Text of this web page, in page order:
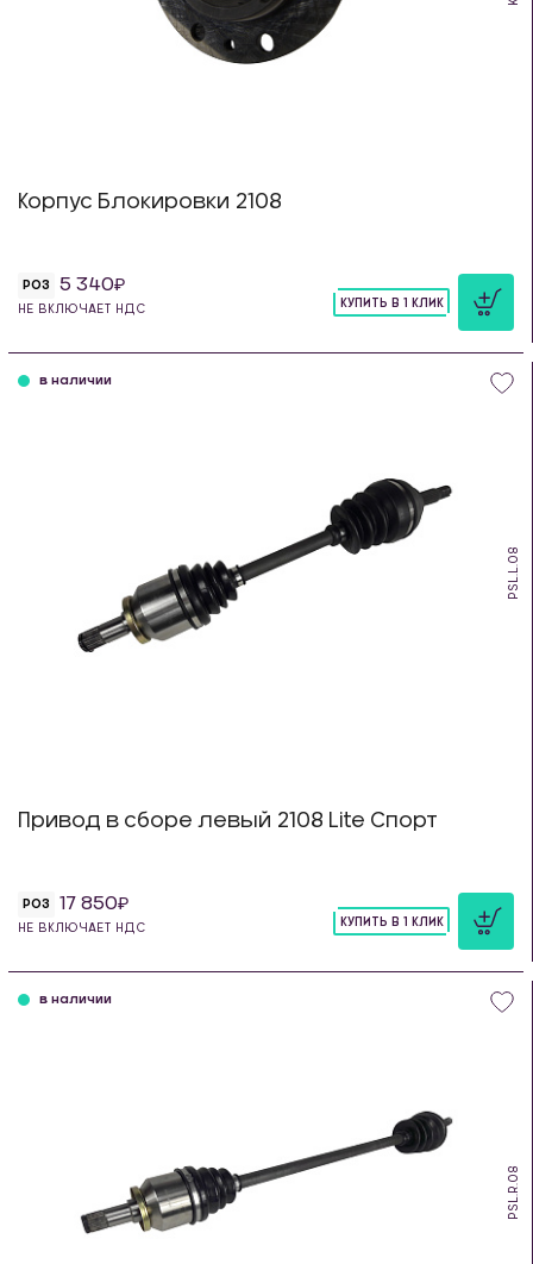
Корпус Блокировки 2108
РОЗ 5 340
НЕ ВКЛЮЧАЕТ НДС
КУПИТЬ В 1 КЛИК
PSL.L.08
в наличии
Привод в сборе левый 2108 Lite Спорт
РОЗ 17 850
НЕ ВКЛЮЧАЕТ НДС
КУПИТЬ В 1 КЛИК
PSL.R.08
в наличии